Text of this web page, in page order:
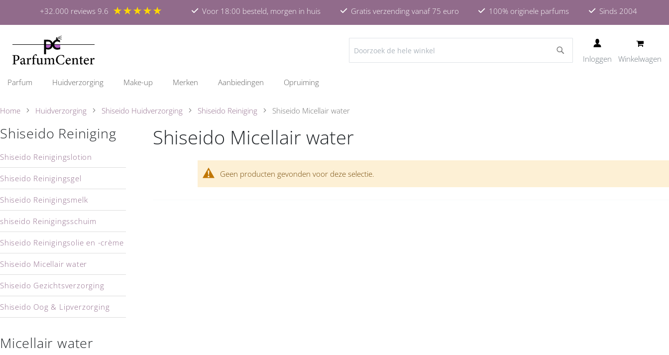
+32.000 reviews 9.6 ★★★★★ Voor 18:00 besteld, morgen in huis Gratis verzending vanaf 75 euro 100% originele parfums Sinds 2004
Inloggen Winkelwagen
ZOEKEN
Parfum Huidverzorging Make-up Merken Aanbiedingen Opruiming
Home Huidverzorging Shiseido Huidverzorging Shiseido Reiniging Shiseido Micellair water
Shiseido Micellair water
Geen producten gevonden voor deze selectie.
Shiseido Reiniging
Shiseido Reinigingslotion
Shiseido Reinigingsgel
Shiseido Reinigingsmelk
shiseido Reinigingsschuim
Shiseido Reinigingsolie en -crème
Shiseido Micellair water
Shiseido Gezichtsverzorging
Shiseido Oog & Lipverzorging
Shiseido Men
Micellair water